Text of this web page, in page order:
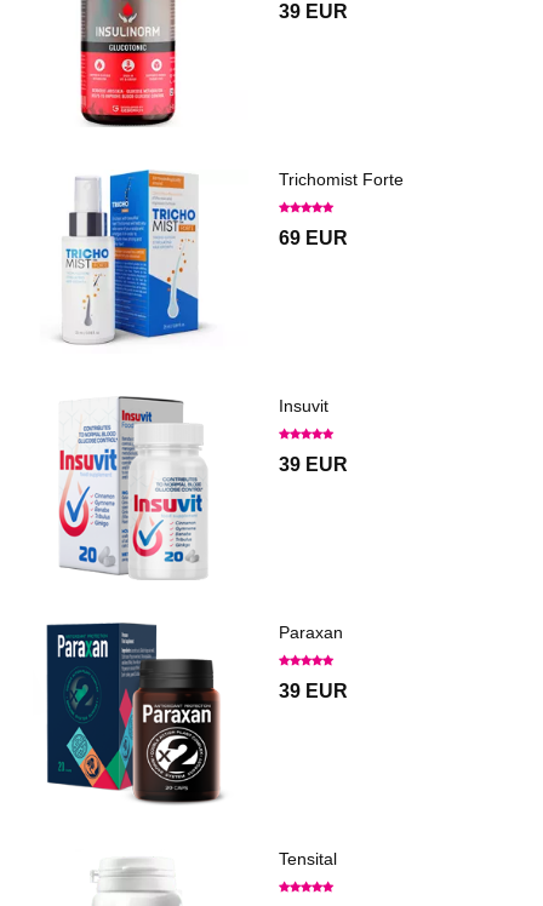
39 EUR
Trichomist Forte
69 EUR
Insuvit
39 EUR
Paraxan
39 EUR
Tensital